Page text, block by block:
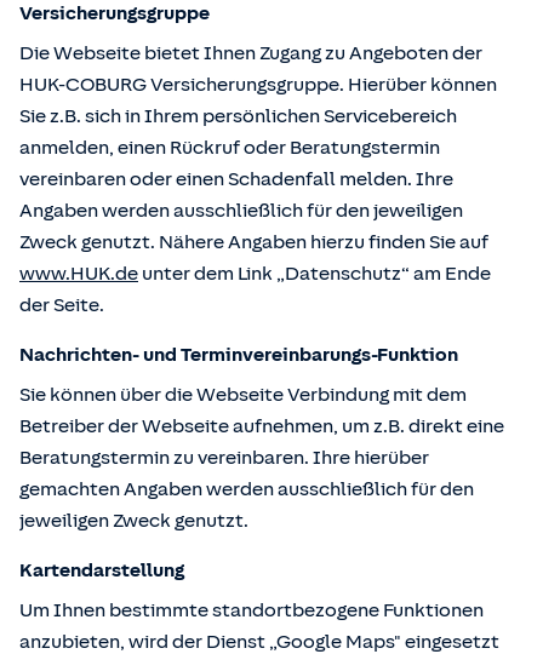
Versicherungsgruppe
Die Webseite bietet Ihnen Zugang zu Angeboten der
HUK-COBURG Versicherungsgruppe. Hierüber können
Sie z.B. sich in Ihrem persönlichen Servicebereich
anmelden, einen Rückruf oder Beratungstermin
vereinbaren oder einen Schadenfall melden. Ihre
Angaben werden ausschließlich für den jeweiligen
Zweck genutzt. Nähere Angaben hierzu finden Sie auf
www.HUK.de unter dem Link „Datenschutz“ am Ende
der Seite.
Nachrichten- und Terminvereinbarungs-Funktion
Sie können über die Webseite Verbindung mit dem
Betreiber der Webseite aufnehmen, um z.B. direkt eine
Beratungstermin zu vereinbaren. Ihre hierüber
gemachten Angaben werden ausschließlich für den
jeweiligen Zweck genutzt.
Kartendarstellung
Um Ihnen bestimmte standortbezogene Funktionen
anzubieten, wird der Dienst „Google Maps" eingesetzt